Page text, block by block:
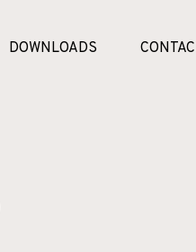
DOWNLOADS